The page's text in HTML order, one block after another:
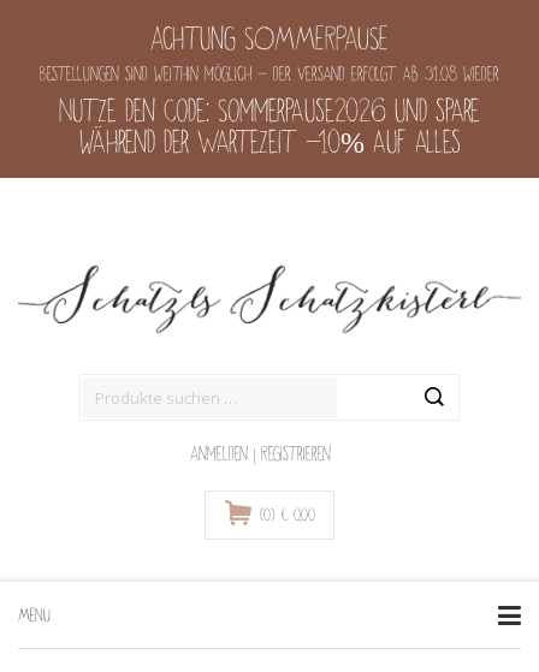
Achtung SOMMERPAUSE
Bestellungen sind weithin möglich - der Versand erfolgt ab 31.08 wieder
Nutze den Code: Sommerpause2026 und spare
während der Wartezeit -10% auf alles
Anmelden | Registrieren
(0) € 0,00
MENU
to